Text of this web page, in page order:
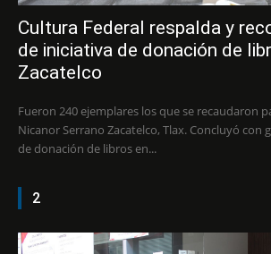
Cultura Federal respalda y
de iniciativa de donación de
Zacatelco
Fueron 240 ejemplares los que se recaudaron
Nicanor Serrano Zacatelco, Tlax. Concluyó con gran éxito la campaña
de donación de libros en...
2